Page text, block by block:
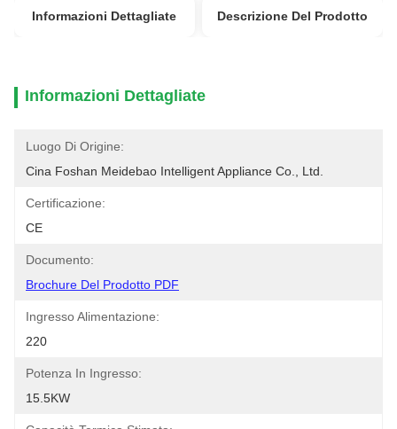
Informazioni Dettagliate Descrizione Del Prodotto
Informazioni Dettagliate
Luogo Di Origine:
Cina Foshan Meidebao Intelligent Appliance Co., Ltd.
Certificazione:
CE
Documento:
Brochure Del Prodotto PDF
Ingresso Alimentazione:
220
Potenza In Ingresso:
15.5KW